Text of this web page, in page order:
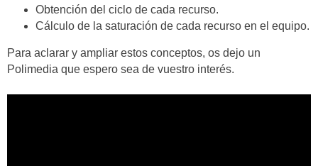
Obtención del ciclo de cada recurso.
Cálculo de la saturación de cada recurso en el equipo.
Para aclarar y ampliar estos conceptos, os dejo un
Polimedia que espero sea de vuestro interés.